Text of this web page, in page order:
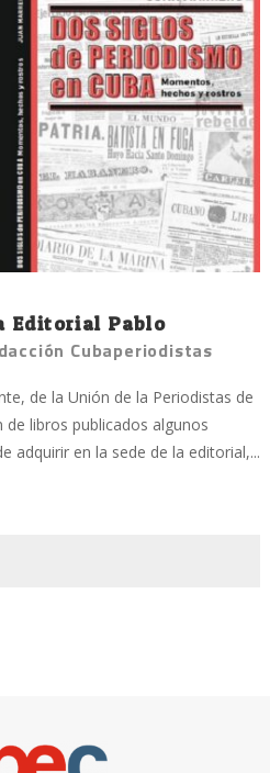
Editorial Pablo
Cubaperiodistas
de la Unión de la Periodistas de
de libros publicados algunos
adquirir en la sede de la editorial,...